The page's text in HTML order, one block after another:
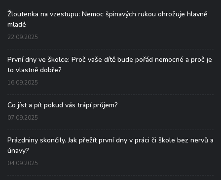
Žloutenka na vzestupu: Nemoc špinavých rukou ohrožuje hlavně
mladé
22.09.2025
První dny ve školce: Proč vaše dítě bude pořád nemocné a proč je
to vlastně dobře?
16.09.2025
Co jíst a pít pokud vás trápí průjem?
07.09.2025
Prázdniny skončily. Jak přežít první dny v práci či škole bez nervů a
únavy?
04.09.2025